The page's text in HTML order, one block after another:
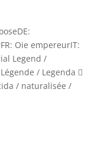
Oie empereurIT:
Legend /
/ Legenda 
/ naturalisée /